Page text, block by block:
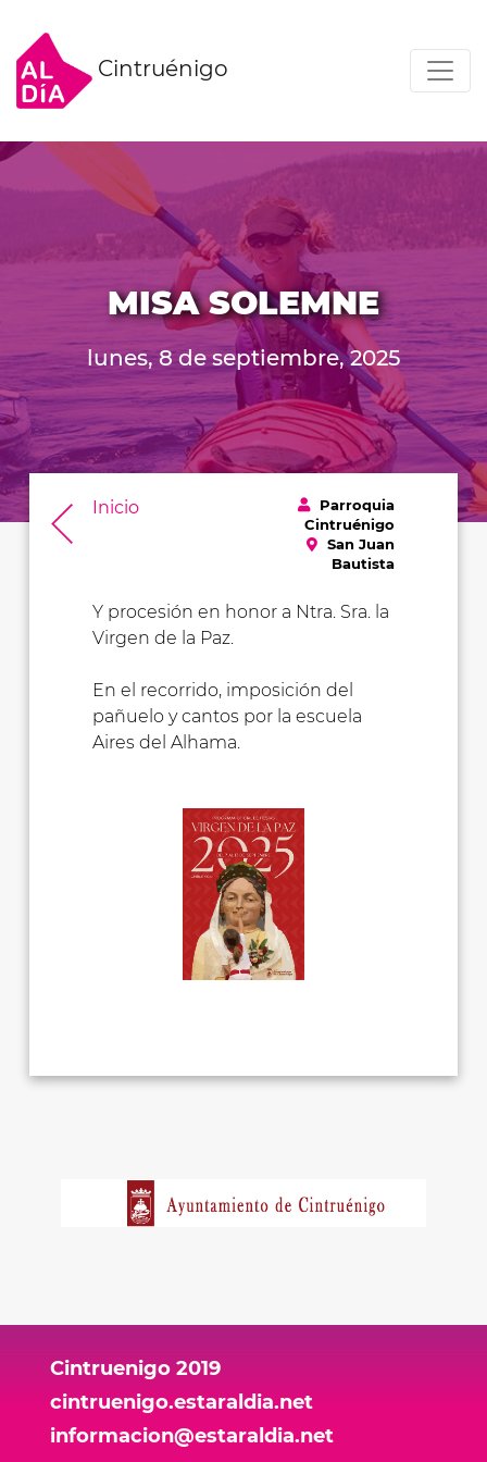
Cintruénigo
MISA SOLEMNE
lunes, 8 de septiembre, 2025
Inicio
Parroquia
Cintruénigo
San Juan
Bautista
Y procesión en honor a Ntra. Sra. la
Virgen de la Paz.
En el recorrido, imposición del
pañuelo y cantos por la escuela
Aires del Alhama.
Cintruenigo 2019
cintruenigo.estaraldia.net
informacion@estaraldia.net